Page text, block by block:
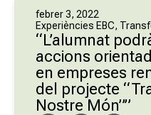
febrer 3, 2022
Experiències EBC,
“L’alumnat
accions
en empreses
del projecte
Nostre Món””